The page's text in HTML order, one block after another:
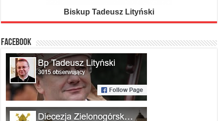
Biskup Tadeusz Lityński
FACEBOOK